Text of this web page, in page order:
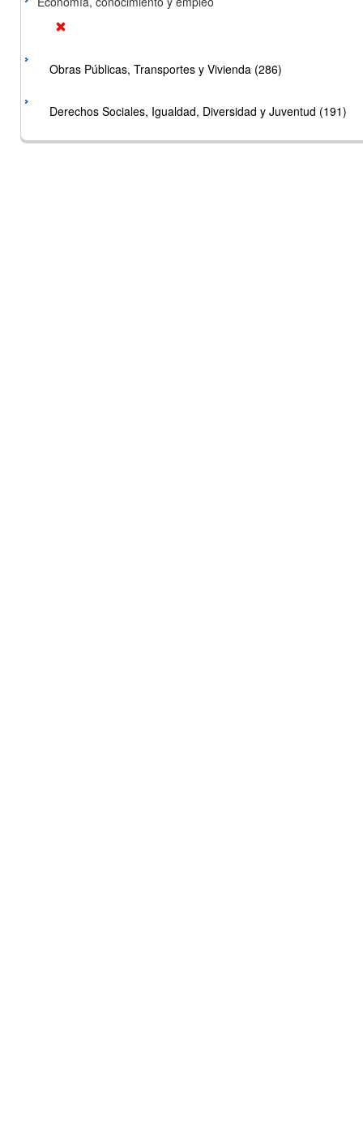
Obras Públicas, Transportes y Vivienda (286)
Derechos Sociales, Igualdad, Diversidad y Juventud (191)